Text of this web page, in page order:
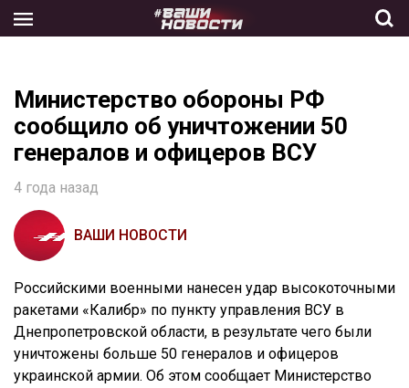
the
Министерство обороны РФ
сообщило об уничтожении 50
генералов и офицеров ВСУ
4 года назад
ВАШИ НОВОСТИ
Российскими военными нанесен удар высокоточными
ракетами «Калибр» по пункту управления ВСУ в
Днепропетровской области, в результате чего были
уничтожены больше 50 генералов и офицеров
украинской армии. Об этом сообщает Министерство